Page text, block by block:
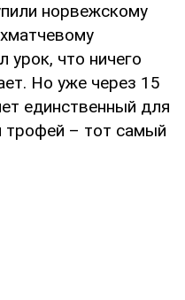
норвежскому
что ничего
Но уже через 15
единственный для
– тот самый